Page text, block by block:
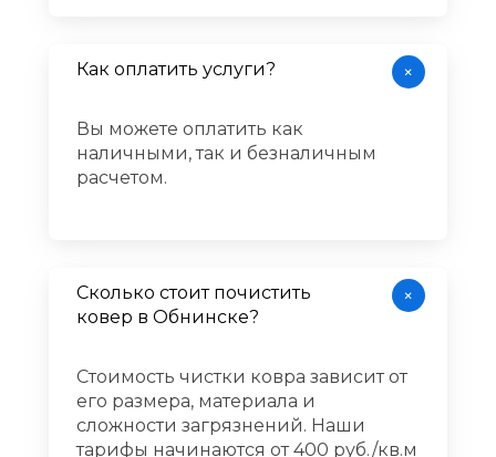
Как оплатить услуги?
Вы можете оплатить как
наличными, так и безналичным
расчетом.
+
Сколько стоит почистить
ковер в Обнинске?
Стоимость чистки ковра зависит от
его размера, материала и
сложности загрязнений. Наши
тарифы начинаются от 400 руб./кв.м
+